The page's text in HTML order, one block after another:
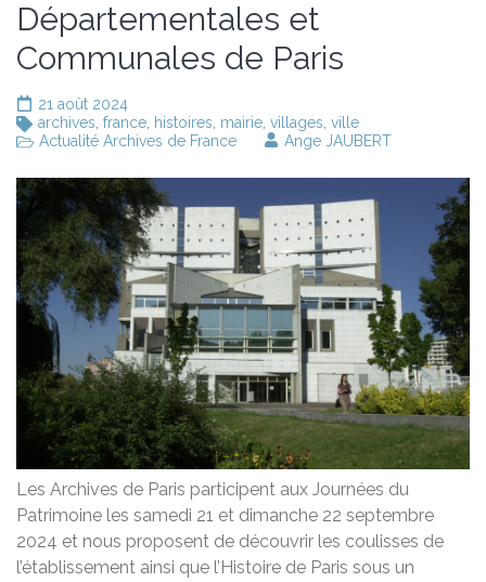
Départementales et
Communales de Paris
21 août 2024
archives france histoires mairie villages ville
Actualité Archives de France
Ange JAUBERT
Les Archives de Paris participent aux Journées du
Patrimoine les samedi 21 et dimanche 22 septembre
2024 et nous proposent de découvrir les coulisses de
l’établissement ainsi que l’Histoire de Paris sous un